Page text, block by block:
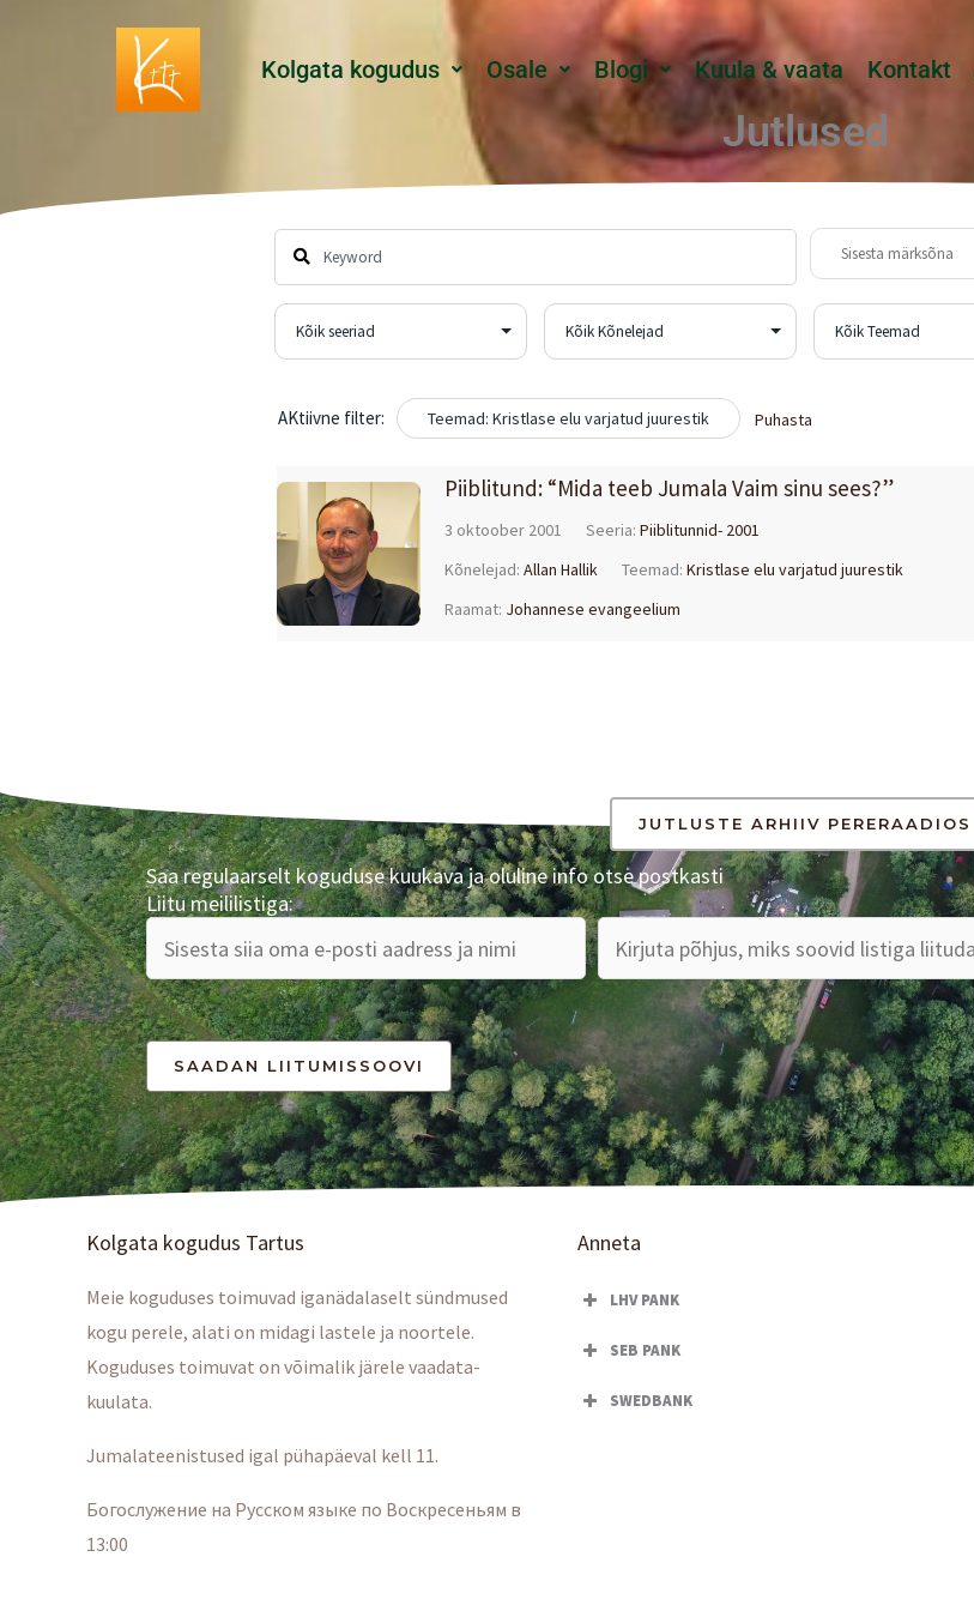
Kolgata kogudus Osale Blogi Kuula & vaata Kontakt
Jutlused
AKtiivne filter: Teemad: Kristlase elu varjatud juurestik Puhasta
Piiblitund: “Mida teeb Jumala Vaim sinu sees?”
3 oktoober 2001 Seeria: Piiblitunnid- 2001
Kõnelejad: Allan Hallik Teemad: Kristlase elu varjatud juurestik
Raamat: Johannese evangeelium
JUTLUSTE ARHIIV PERERAADIOS
Saa regulaarselt koguduse kuukava ja oluline info otse postkasti
Liitu meililistiga:
Kolgata kogudus Tartus
Meie koguduses toimuvad iganädalaselt sündmused
kogu perele, alati on midagi lastele ja noortele.
Koguduses toimuvat on võimalik järele vaadata-
kuulata.
Jumalateenistused igal pühapäeval kell 11.
Богослужение на Русском языке по Воскресеньям в
13:00
Anneta
LHV PANK
SEB PANK
SWEDBANK